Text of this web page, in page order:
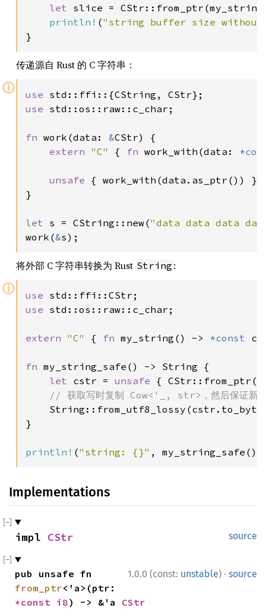
let slice =
println! ("string buffer size
}
传递源自 Rust 的 C 字符串：
ⓘ use
use std::os::raw::c_char;
fn work(data: &CStr) {
extern "C" { fn work_with(data:
unsafe { work_with(data.as_ptr()) }
}
let s = CString::new("data data data
work(&s);
将外部 C 字符串转换为 Rust String :
ⓘ use
use std::os::raw::c_char;
extern "C" { fn my_string() -> *const
fn my_string_safe() -> String {
let cstr = unsafe {
// 获取写时复制 Cow<'_, str>，然后保证新拥
}
println! ("string: {}" ,
Implementations
source
impl CStr
1.0.0 (const: unstable) · source
from_ptr
*const i8) -> &'a CStr